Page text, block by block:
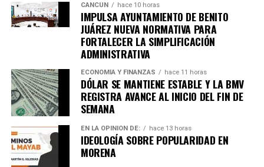
CANCÚN hace 10 horas
IMPULSA AYUNTAMIENTO DE BENITO
JUÁREZ NUEVA NORMATIVA PARA
FORTALECER LA SIMPLIFICACIÓN
ADMINISTRATIVA
ECONOMÍA Y FINANZAS hace 11 horas
DÓLAR SE MANTIENE ESTABLE Y LA BMV
REGISTRA AVANCE AL INICIO DEL FIN DE
SEMANA
EN LA OPINIÓN DE: hace 13 horas
IDEOLOGÍA SOBRE POPULARIDAD EN
MORENA